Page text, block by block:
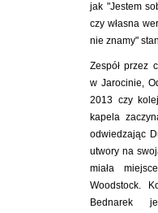
jak "Jestem
czy własna
nie znamy"
Zespół przez
w Jarocinie,
2013 czy
kapela
odwiedzając
utwory na
miała
Woodstock.
Bednarek